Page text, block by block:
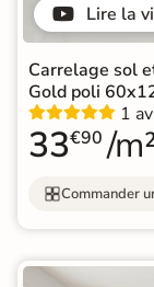
Lire la
Carrelage sol
Gold poli
1
33€90 /
Commander